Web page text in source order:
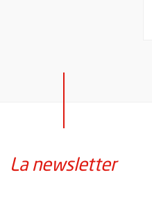
La newsletter